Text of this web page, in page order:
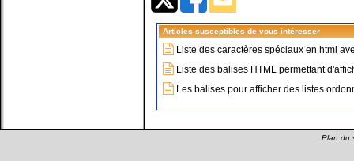
Articles susceptibles de vous intéresser
Liste des caractères spéciaux en html
Liste des balises HTML permettant
Les balises pour afficher des listes
Plan du